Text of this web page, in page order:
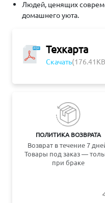
Техкарта
Скачать
ПОЛИТИКА ВОЗВРАТА
Возврат в течение 7
Товары под заказ —
при браке
Людей, ценящих
домашнего уюта.